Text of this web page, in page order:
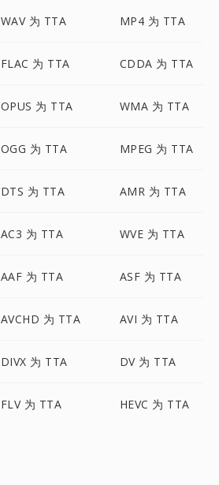
WAV 为 TTA MP4 为 TTA
FLAC 为 TTA CDDA 为 TTA
OPUS 为 TTA WMA 为 TTA
OGG 为 TTA MPEG 为 TTA
DTS 为 TTA AMR 为 TTA
AC3 为 TTA WVE 为 TTA
AAF 为 TTA ASF 为 TTA
AVCHD 为 TTA AVI 为 TTA
DIVX 为 TTA DV 为 TTA
FLV 为 TTA HEVC 为 TTA